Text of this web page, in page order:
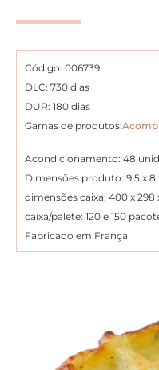
Código: 006739
DLC: 730 dias
DUR: 180 dias
Gamas de produtos:
Acondicionamento: 48
Dimensões produto: 9,5 x 8
dimensões caixa: 400 x 298
caixa/palete: 120 e 150
Fabricado em França